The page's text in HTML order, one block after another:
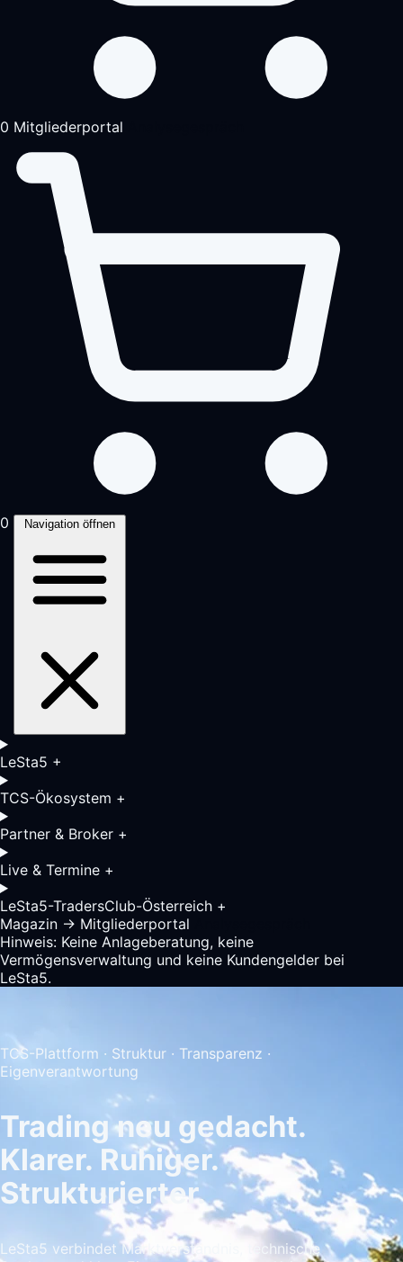
0 Mitgliederportal
0 Navigation öffnen
LeSta5 +
TCS-Ökosystem +
Partner & Broker +
Live & Termine +
LeSta5-TradersClub-Österreich +
Magazin → Mitgliederportal
Hinweis: Keine Anlageberatung, keine
Vermögensverwaltung und keine Kundengelder bei
LeSta5.
TCS-Plattform · Struktur · Transparenz ·
Eigenverantwortung
Trading neu gedacht.
Klarer. Ruhiger.
Strukturierter.
LeSta5 verbindet Marktverständnis, technische